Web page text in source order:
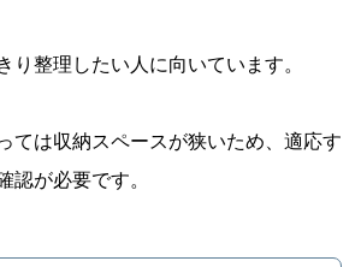
り整理したい人に向いています。
ては収納スペースが狭いため、適応す
認が必要です。